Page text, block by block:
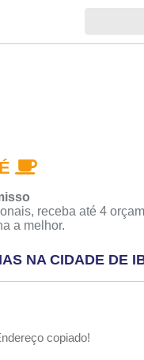
receba até 4
a melhor.
NA CIDADE DE
copiado!